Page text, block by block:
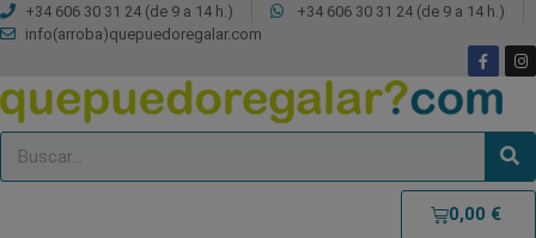
+34 606 30 31 24 (de 9 a 14 h.)
+34 606 30 31 24 (de 9 a 14 h.)
info(arroba)quepuedoregalar.com
0,00 €